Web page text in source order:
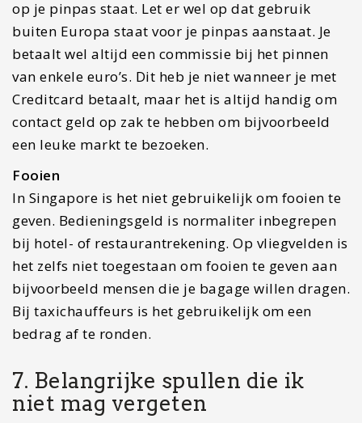
geven. Bedieningsgeld is normaliter inbegrepen
bij hotel- of restaurantrekening. Op vliegvelden is
het zelfs niet toegestaan om fooien te geven aan
bijvoorbeeld mensen die je bagage willen dragen.
Bij taxichauffeurs is het gebruikelijk om een
bedrag af te ronden.
7. Belangrijke spullen die ik
niet mag vergeten
Overal waar je op vakantie gaat zijn er speciale
dingen waar je aan moet denken. Zo moet je bij
het voorbereiden van je vakantie naar Singapore
een aantal dingen even goed moet organiseren.
Deze spullen kun je beter bij je hebben:
spullen op te laden. In Singapore worden Engelse
stekkers gebruikt. Het is wellicht handig om
een universele wereldstekkerte kopen voor als je